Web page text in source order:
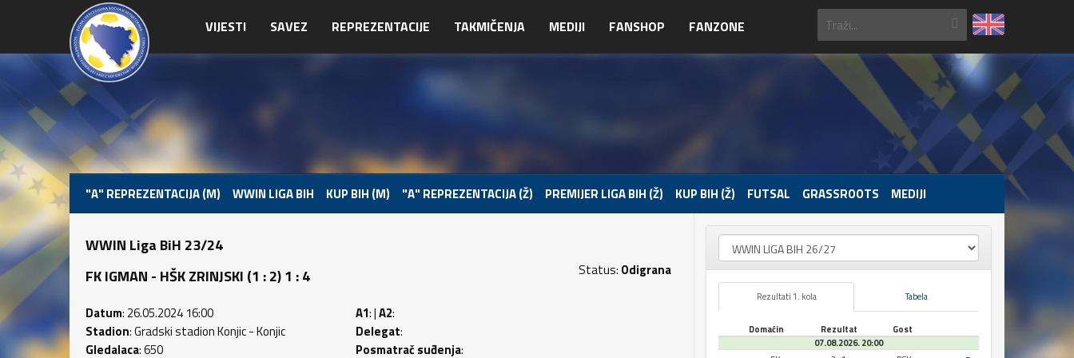
VIJESTI SAVEZ REPREZENTACIJE TAKMIČENJA MEDIJI FANSHOP FANZONE
"A" REPREZENTACIJA (M) WWIN LIGA BIH KUP BIH (M) "A" REPREZENTACIJA (Ž) PREMIJER LIGA BIH (Ž) KUP BIH (Ž) FUTSAL GRASSROOTS MEDIJI
WWIN Liga BiH 23/24
FK IGMAN - HŠK ZRINJSKI (1 : 2) 1 : 4
Status: Odigrana
Datum: 26.05.2024 16:00
Stadion: Gradski stadion Konjic - Konjic
Gledalaca: 650
A1: |A2:
Delegat:
Posmatrač suđenja:
Rezultati 1. kola Tabela
Domaćin Rezultat
Gost
07.08.2026. 20:00